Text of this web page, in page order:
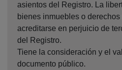
asientos del Registro. La
bienes inmuebles o
acreditarse en perjuicio de
del Registro.
Tiene la consideración y el
documento público.